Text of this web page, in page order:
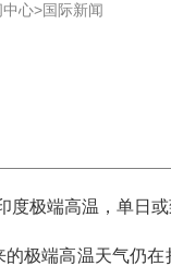
中心>国际新闻
度极端高温，单日或
的极端高温天气仍